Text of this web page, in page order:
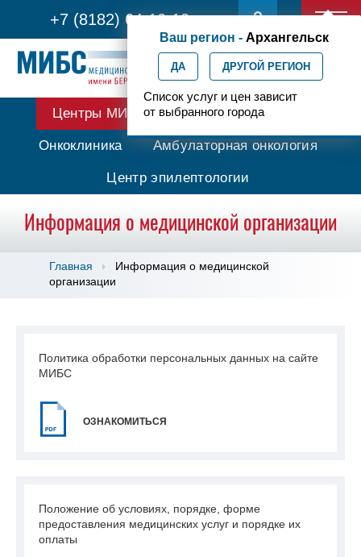
+7 (8182) 64-12-13
Ваш регион - Архангельск
ДА ДРУГОЙ РЕГИОН
Список услуг и цен зависит
от выбранного города
Центры МИБС Протонная терапия
Онкоклиника Амбулаторная онкология
Центр эпилептологии
Информация о медицинской организации
Главная
Информация о медицинской
организации
Политика обработки персональных данных на сайте
МИБС
ОЗНАКОМИТЬСЯ
Положение об условиях, порядке, форме
предоставления медицинских услуг и порядке их
оплаты